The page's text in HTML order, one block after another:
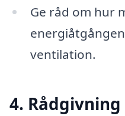
Ge råd om hur
ventilation.
4.